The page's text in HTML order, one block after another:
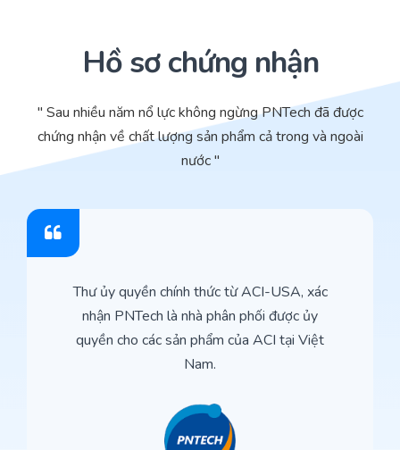
Hồ sơ chứng nhận
" Sau nhiều năm nổ lực không ngừng PNTech đã được
chứng nhận về chất lượng sản phẩm cả trong và ngoài
nước "
Thư ủy quyền chính thức từ ACI-USA, xác
nhận PNTech là nhà phân phối được ủy
quyền cho các sản phẩm của ACI tại Việt
Nam.